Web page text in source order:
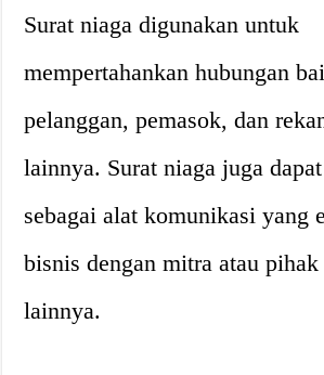
Surat niaga digunakan untuk
mempertahankan hubungan
pelanggan, pemasok, dan
lainnya. Surat niaga juga
sebagai alat komunikasi yang
bisnis dengan mitra atau
lainnya.